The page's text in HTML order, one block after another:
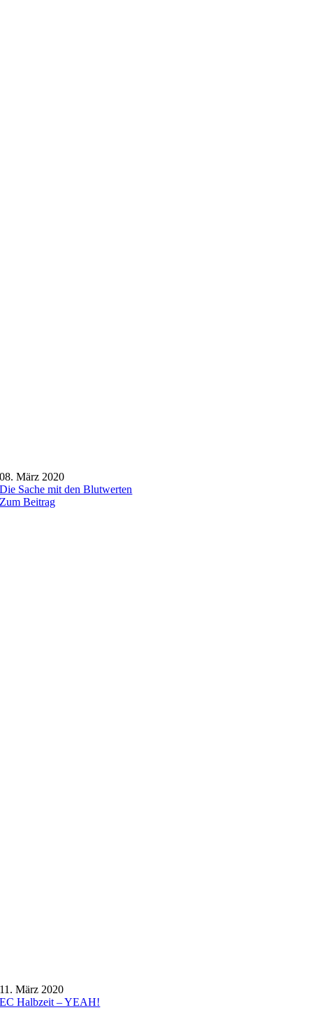
08. März 2020
Die Sache mit den Blutwerten
Zum Beitrag
11. März 2020
EC Halbzeit – YEAH!